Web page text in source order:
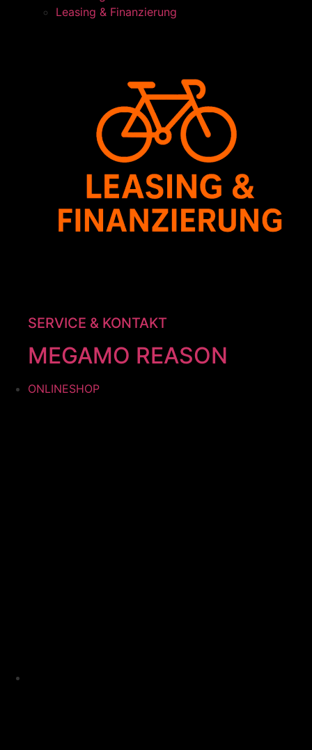
Leasing & Finanzierung
SERVICE & KONTAKT
MEGAMO REASON
ONLINESHOP